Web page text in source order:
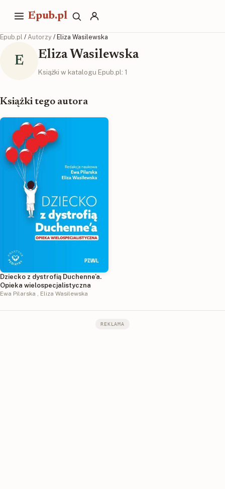
Epub.pl
Epub.pl / Autorzy / Eliza Wasilewska
E Eliza Wasilewska
Książki w katalogu Epub.pl: 1
Książki tego autora
Dziecko z dystrofią Duchenne’a.
Opieka wielospecjalistyczna
Ewa Pilarska Eliza Wasilewska
REKLAMA